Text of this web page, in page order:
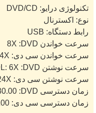
تکنولوژی درایو: DVD/CD
نوع: اکسترنال
رابط دستگاه: USB
سرعت خواندن DVD:
8X
سرعت خواندن سی دی:
سرعت نوشتن DVD:
6X
سرعت نوشتن سی دی:
زمان دسترسی DVD:
130.00 , 185.00
زمان دسترسی سی دی: 130.00 ,